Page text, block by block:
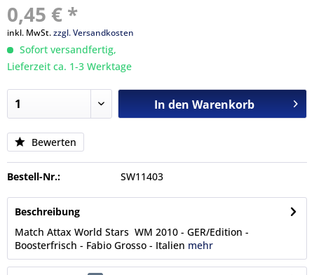
0,45 € *
inkl. MwSt.zzgl. Versandkosten
Sofort versandfertig,
Lieferzeit ca. 1-3 Werktage
In den Warenkorb
Bewerten
Bestell-Nr.: SW11403
Beschreibung
Match Attax World Stars WM 2010 - GER/Edition -
Boosterfrisch - Fabio Grosso - Italien mehr